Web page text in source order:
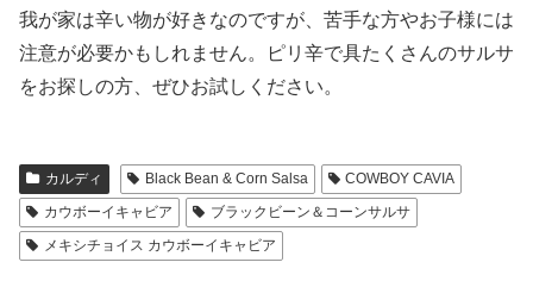
我が家は辛い物が好きなのですが、苦手な方やお子様には
注意が必要かもしれません。ピリ辛で具たくさんのサルサ
をお探しの方、ぜひお試しください。
カルディ Black Bean & Corn Salsa
COWBOY CAVIA
カウボーイキャビア
ブラックビーン＆コーンサルサ
メキシチョイス カウボーイキャビア